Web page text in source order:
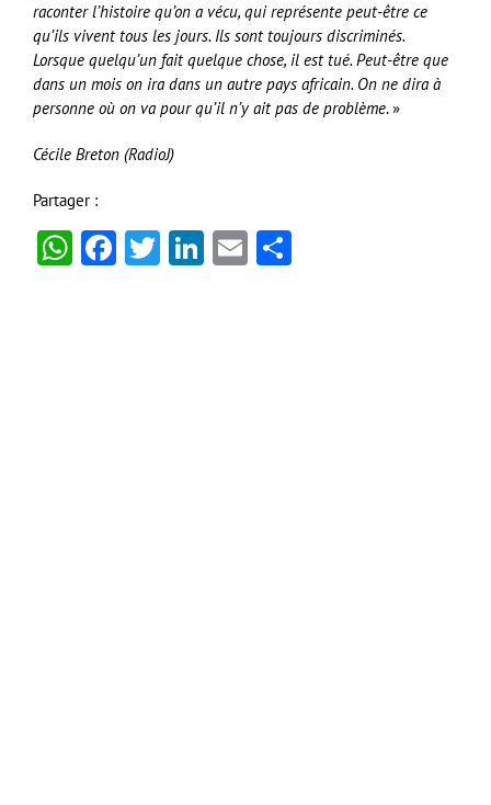
raconter l’histoire qu’on a vécu, qui représente peut-être ce
qu’ils vivent tous les jours. Ils sont toujours discriminés.
Lorsque quelqu’un fait quelque chose, il est tué. Peut-être que
dans un mois on ira dans un autre pays africain. On ne dira à
personne où on va pour qu’il n’y ait pas de problème. »
Cécile Breton (RadioJ)
Partager :
WhatsApp
Facebook
Twitter
LinkedIn
Email